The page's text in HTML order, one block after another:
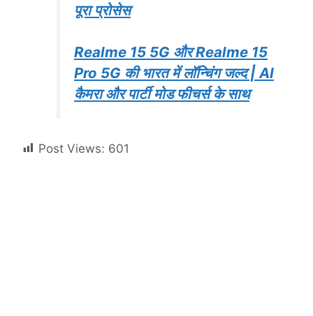
पूरा प्रोसेस
Realme 15 5G और Realme 15
Pro 5G की भारत में लॉन्चिंग जल्द | AI
कैमरा और पार्टी मोड फीचर्स के साथ
Post Views: 601